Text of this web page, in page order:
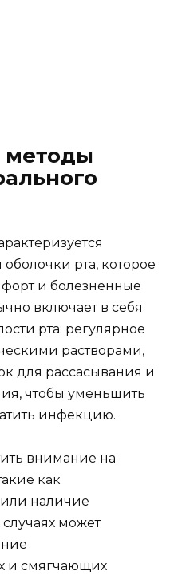
рта, которое
и болезненные
включает в себя
рта: регулярное
растворами,
для рассасывания и
чтобы уменьшить
инфекцию.
внимание на
как
наличие
может
и смягчающих